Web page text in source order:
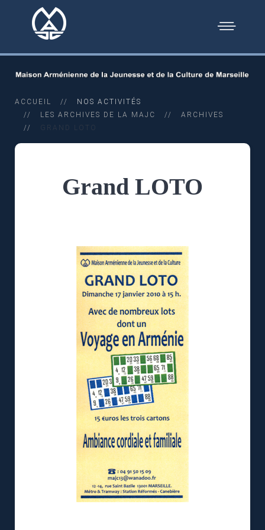
ACCUEIL
NOS ACTIVITÉS
LES ARCHIVES DE LA MAJC
ARCHIVES
GRAND LOTO
Grand LOTO